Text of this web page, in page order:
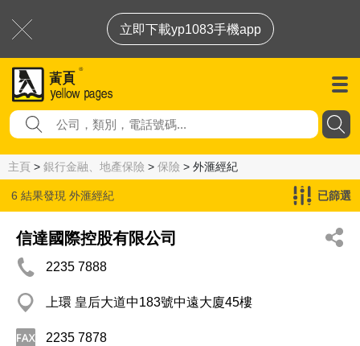
立即下載yp1083手機app
主頁 > 銀行金融、地產保險 > 保險 > 外滙經紀
6 結果發現 外滙經紀 已篩選
信達國際控股有限公司
2235 7888
上環 皇后大道中183號中遠大廈45樓
2235 7878